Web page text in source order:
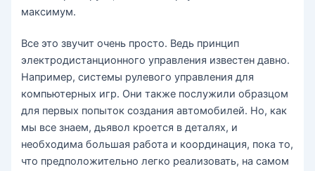
максимум.
Все это звучит очень просто. Ведь принцип
электродистанционного управления известен давно.
Например, системы рулевого управления для
компьютерных игр. Они также послужили образцом
для первых попыток создания автомобилей. Но, как
мы все знаем, дьявол кроется в деталях, и
необходима большая работа и координация, пока то,
что предположительно легко реализовать, на самом